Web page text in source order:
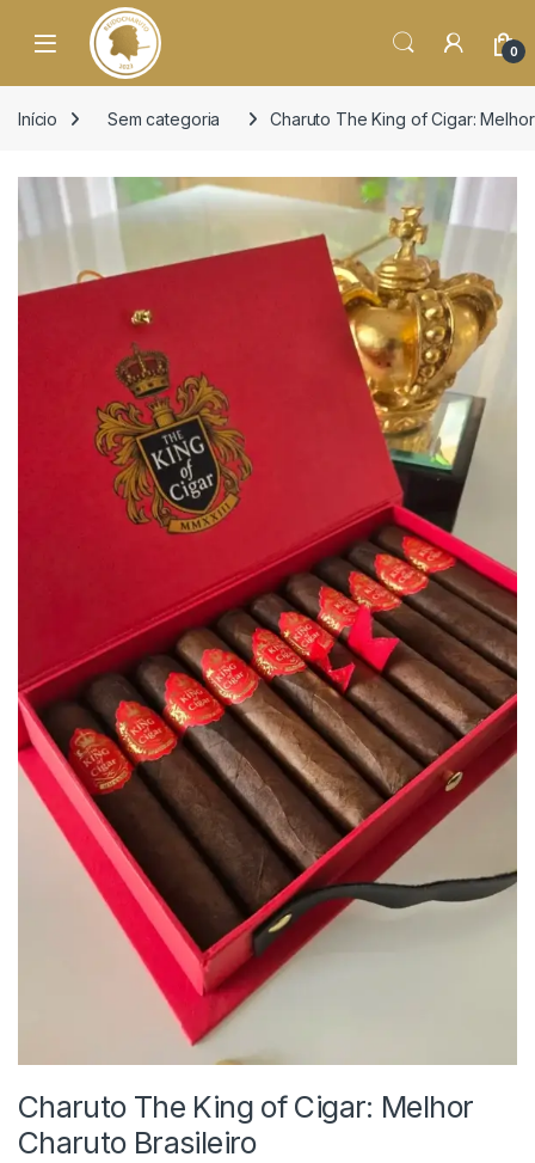
Open 0
Início Sem categoria Charuto The King of Cigar:
Charuto The King of Cigar: Melhor
Charuto Brasileiro